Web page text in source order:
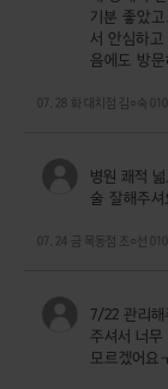
기분 좋았
서 안심하
음에도 방
07.28 화 대치점 김○숙
병원 쾌적
술 잘해주
07.24 금 목동점 조○선
7/22 관리
주셔서 너
모르겠어요